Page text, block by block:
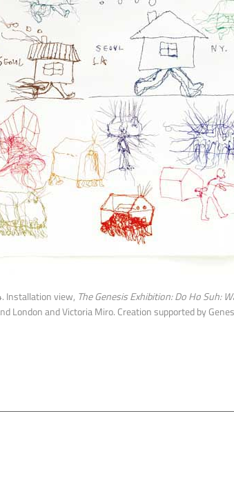
Installation view, The Genesis Exhibition: Do Ho Suh:
London and Victoria Miro. Creation supported by